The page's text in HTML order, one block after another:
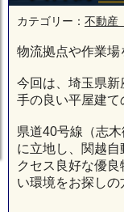
カテゴリー： 不動
物流拠点や作業場
今回は、埼玉県
手の良い平屋建て
県道40号線（志
に立地し、関越
クセス良好な優
い環境をお探しの